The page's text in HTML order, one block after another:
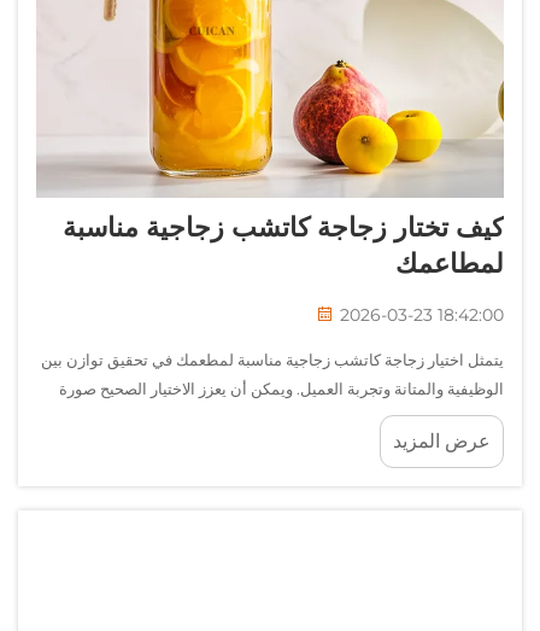
كيف تختار زجاجة كاتشب زجاجية مناسبة
لمطاعمك
2026-03-23 18:42:00
يتمثل اختيار زجاجة كاتشب زجاجية مناسبة لمطعمك في تحقيق توازن بين
الوظيفية والمتانة وتجربة العميل. ويمكن أن يعزز الاختيار الصحيح صورة
علامتك التجارية، مع ضمان تقديم خدمة فعّالة وعمليات تشغيل اقتصادية
من حيث التكلفة. ر...
عرض المزيد